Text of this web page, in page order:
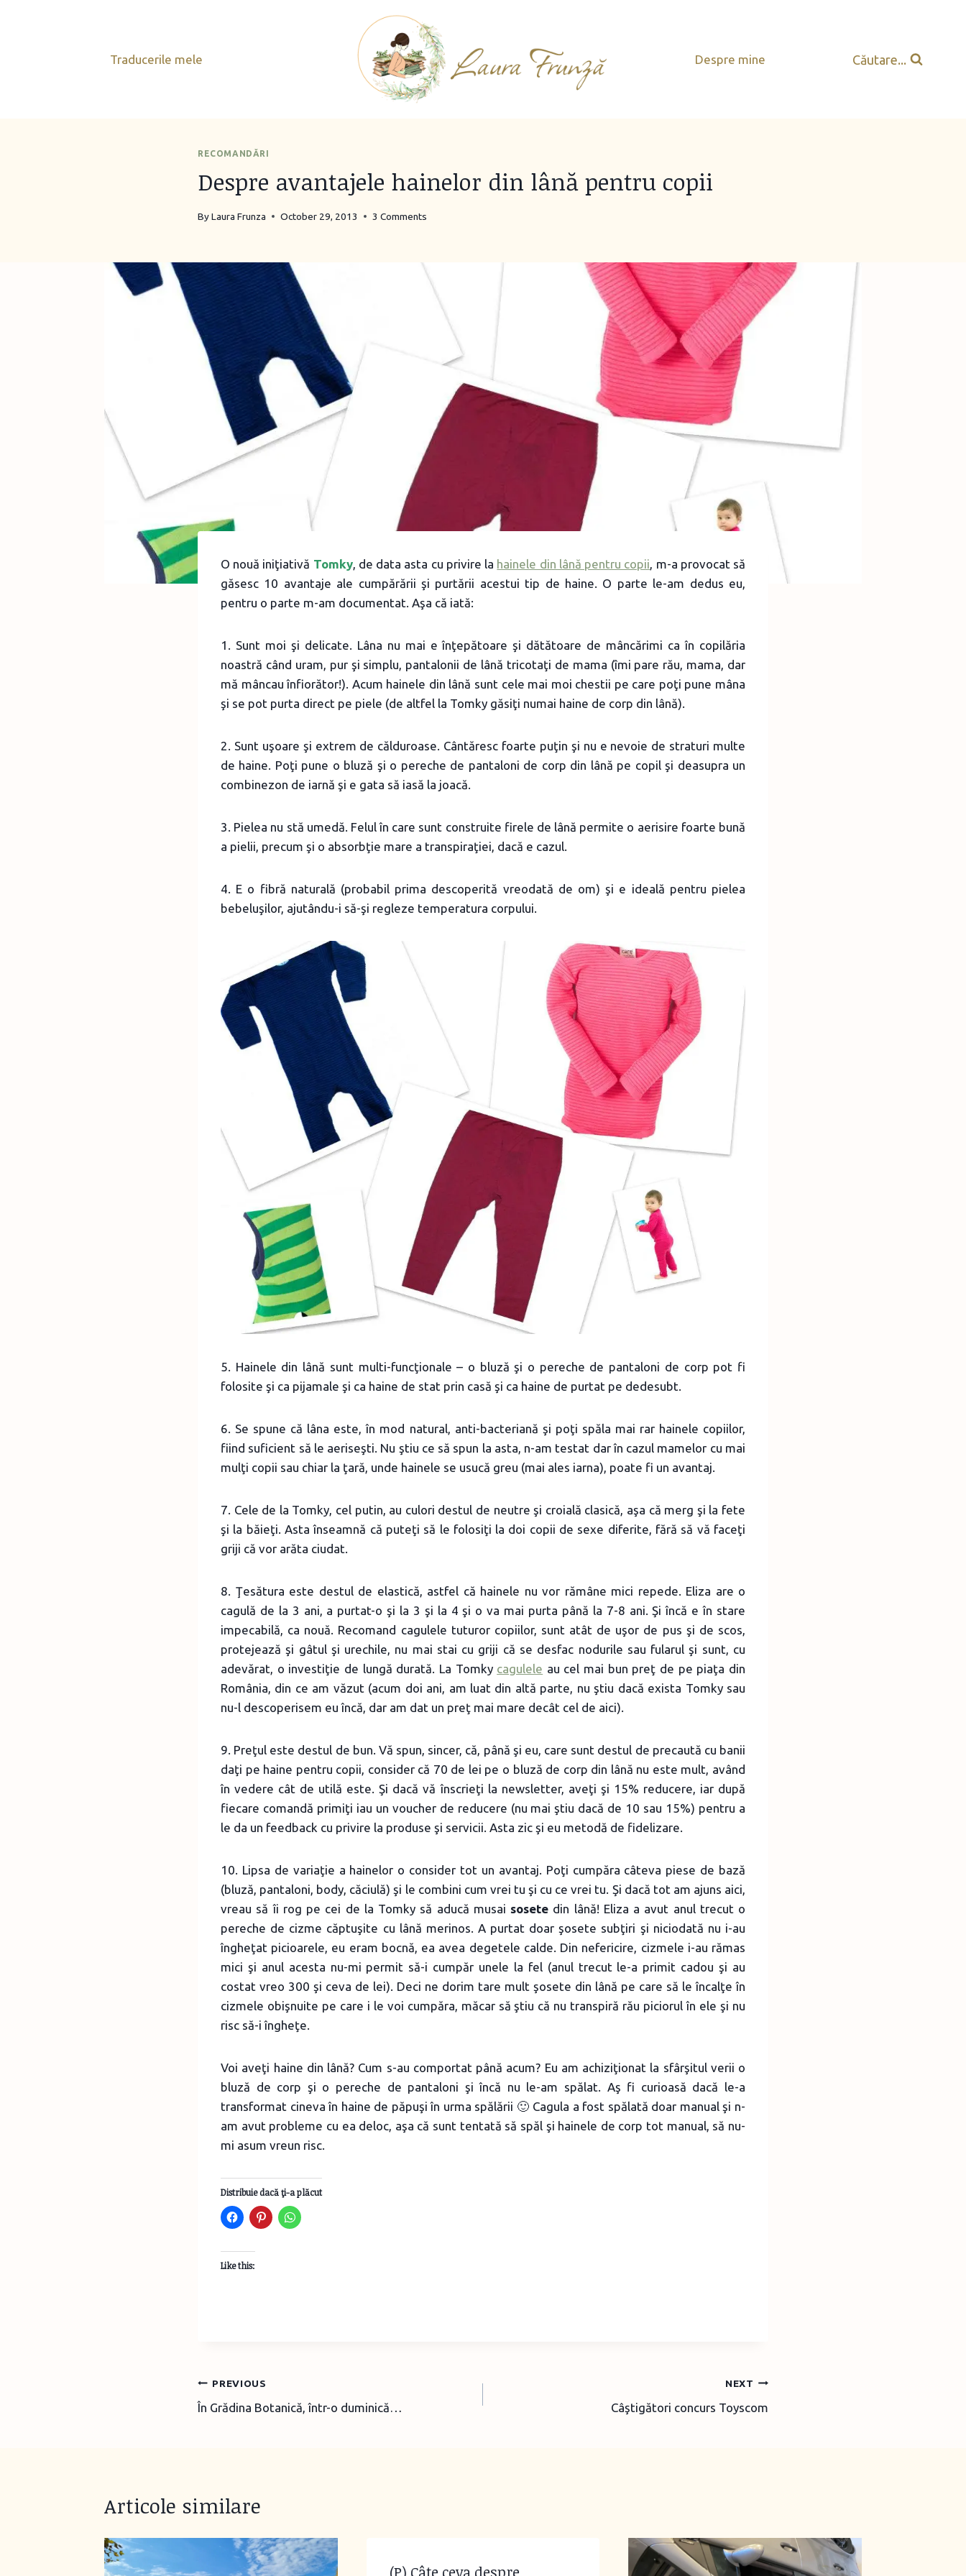
Traducerile mele
Despre mine Căutare...
RECOMANDĂRI
Despre avantajele hainelor din lână pentru copii
ByLaura Frunza October 29, 2013 3 Comments
O nouă iniţiativă Tomky, de data asta cu privire la hainele din lână pentru copii , m-a provocat să
găsesc 10 avantaje ale cumpărării şi purtării acestui tip de haine. O parte le-am dedus eu,
pentru o parte m-am documentat. Aşa că iată:
1. Sunt moi şi delicate. Lâna nu mai e înţepătoare şi dătătoare de mâncărimi ca în copilăria
noastră când uram, pur şi simplu, pantalonii de lână tricotaţi de mama (îmi pare rău, mama, dar
mă mâncau înfiorător!). Acum hainele din lână sunt cele mai moi chestii pe care poţi pune mâna
şi se pot purta direct pe piele (de altfel la Tomky găsiţi numai haine de corp din lână).
2. Sunt uşoare şi extrem de călduroase. Cântăresc foarte puţin şi nu e nevoie de straturi multe
de haine. Poţi pune o bluză şi o pereche de pantaloni de corp din lână pe copil şi deasupra un
combinezon de iarnă şi e gata să iasă la joacă.
3. Pielea nu stă umedă. Felul în care sunt construite firele de lână permite o aerisire foarte bună
a pielii, precum şi o absorbţie mare a transpiraţiei, dacă e cazul.
4. E o fibră naturală (probabil prima descoperită vreodată de om) şi e ideală pentru pielea
bebeluşilor, ajutându-i să-şi regleze temperatura corpului.
5. Hainele din lână sunt multi-funcţionale – o bluză şi o pereche de pantaloni de corp pot fi
folosite şi ca pijamale şi ca haine de stat prin casă şi ca haine de purtat pe dedesubt.
6. Se spune că lâna este, în mod natural, anti-bacteriană şi poţi spăla mai rar hainele copiilor,
fiind suficient să le aeriseşti. Nu ştiu ce să spun la asta, n-am testat dar în cazul mamelor cu mai
mulţi copii sau chiar la ţară, unde hainele se usucă greu (mai ales iarna), poate fi un avantaj.
7. Cele de la Tomky, cel putin, au culori destul de neutre şi croială clasică, aşa că merg şi la fete
şi la băieţi. Asta înseamnă că puteţi să le folosiţi la doi copii de sexe diferite, fără să vă faceţi
griji că vor arăta ciudat.
8. Ţesătura este destul de elastică, astfel că hainele nu vor rămâne mici repede. Eliza are o
cagulă de la 3 ani, a purtat-o şi la 3 şi la 4 şi o va mai purta până la 7-8 ani. Şi încă e în stare
impecabilă, ca nouă. Recomand cagulele tuturor copiilor, sunt atât de uşor de pus şi de scos,
protejează şi gâtul şi urechile, nu mai stai cu griji că se desfac nodurile sau fularul şi sunt, cu
adevărat, o investiţie de lungă durată. La Tomky cagulele au cel mai bun preţ de pe piaţa din
România, din ce am văzut (acum doi ani, am luat din altă parte, nu ştiu dacă exista Tomky sau
nu-l descoperisem eu încă, dar am dat un preţ mai mare decât cel de aici).
9. Preţul este destul de bun. Vă spun, sincer, că, până şi eu, care sunt destul de precaută cu banii
daţi pe haine pentru copii, consider că 70 de lei pe o bluză de corp din lână nu este mult, având
în vedere cât de utilă este. Şi dacă vă înscrieţi la newsletter, aveţi şi 15% reducere, iar după
fiecare comandă primiţi iau un voucher de reducere (nu mai ştiu dacă de 10 sau 15%) pentru a
le da un feedback cu privire la produse şi servicii. Asta zic şi eu metodă de fidelizare.
10. Lipsa de variaţie a hainelor o consider tot un avantaj. Poţi cumpăra câteva piese de bază
(bluză, pantaloni, body, căciulă) şi le combini cum vrei tu şi cu ce vrei tu. Şi dacă tot am ajuns aici,
vreau să îi rog pe cei de la Tomky să aducă musai sosete din lână! Eliza a avut anul trecut o
pereche de cizme căptuşite cu lână merinos. A purtat doar şosete subţiri şi niciodată nu i-au
îngheţat picioarele, eu eram bocnă, ea avea degetele calde. Din nefericire, cizmele i-au rămas
mici şi anul acesta nu-mi permit să-i cumpăr unele la fel (anul trecut le-a primit cadou şi au
costat vreo 300 şi ceva de lei). Deci ne dorim tare mult şosete din lână pe care să le încalţe în
cizmele obişnuite pe care i le voi cumpăra, măcar să ştiu că nu transpiră rău piciorul în ele şi nu
risc să-i îngheţe.
Voi aveţi haine din lână? Cum s-au comportat până acum? Eu am achiziţionat la sfârşitul verii o
bluză de corp şi o pereche de pantaloni şi încă nu le-am spălat. Aş fi curioasă dacă le-a
transformat cineva în haine de păpuşi în urma spălării 🙂 Cagula a fost spălată doar manual şi n-
am avut probleme cu ea deloc, aşa că sunt tentată să spăl şi hainele de corp tot manual, să nu-
mi asum vreun risc.
Distribuie dacă ţi-a plăcut
Like this:
Post
navigation
PREVIOUS
În Grădina Botanică, într-o duminică…
NEXT
Câştigători concurs Toyscom
Articole similare
(P) Câte ceva despre